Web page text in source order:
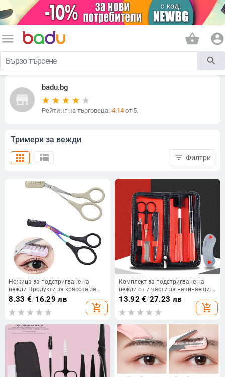
menu shopping_basket account_circle
search
store
badu.bg
Рейтинг на търговеца: 4.14от 5.
Тримери за вежди
view_list
apps filter_list Филтри
Ножица за подстригване на
вежди Продукти за красота за
жени Ножица за вежди с гребен
Инструменти за грим от
неръждаема стомана Ножици за
8.33 €/16.29 лв
add_shopping_cart
Комплект за подстригване на
вежди от 7 части за начинаещи:
двуостър тример за вежди,
молив за вежди и включен
клипър за вежди
13.92 €/27.23 лв
add_shopping_cart